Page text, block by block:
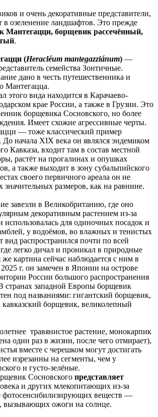
и очень декоративные представители,
озеленение ландшафтов. Это прежде
Мантегацци, борщевик рассечённый,
.
(Heracléum mantegazziánum) —
семейства Зонтичные.
дано в честь путешественника и
Мантегацца.
этого вида находится в Карачаево-
крае России, а также в Грузии. Это
борщевика Сосновского, но более
Имеет схожие агрессивные черты.
— тоже классический пример
До начала XIX века он являлся эндемиком
Кавказа, входит там в состав местной
растёт на прогалинах и опушках
а также выходит в зону субальпийского
своего первичного ареала он не
значительных размеров, как на равнине.
завезли в Великобританию, где оно
декоративным растением из-за
использовалась для одиночных посадок и
у водоёмов, во влажных и тенистых
вид распространился почти по всей
легко дичал и проникал в природные
картина сейчас наблюдается с ним в
г. он замечен в Японии на острове
России большого распространения
странах западной Европы борщевик
под названиями: гигантский борщевик,
кавказский борщевик, великолепный
травянистое растение, монокарпик
один раз в жизни, после чего отмирает),
вместе с черешком могут достигать
изрезанны на сегменты, чем у
и густо-зелёные.
Сосновского представляет
и других млекопитающих из-за
фотосенсибилизирующих веществ —
вызывающих ожоги на солнце.